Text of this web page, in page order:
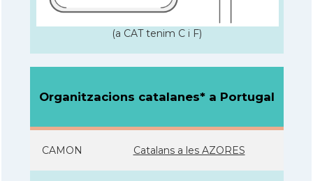
(a CAT tenim C i F)
Organitzacions catalanes* a Portugal
CAMON Catalans a les AZORES